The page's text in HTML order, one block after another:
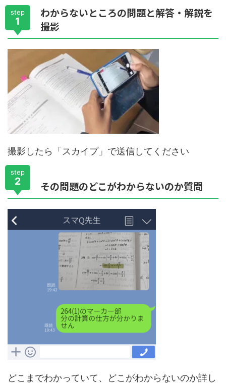
step
1
わからないところの問題と解答・解説を
撮影
撮影したら「スカイプ」で送信してください
step
2 その問題のどこがわからないのか質問
どこまでわかっていて、どこがわからないのか詳し